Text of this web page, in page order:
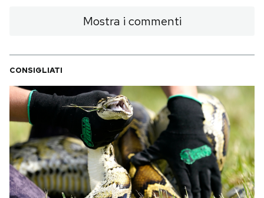
Mostra i commenti
CONSIGLIATI